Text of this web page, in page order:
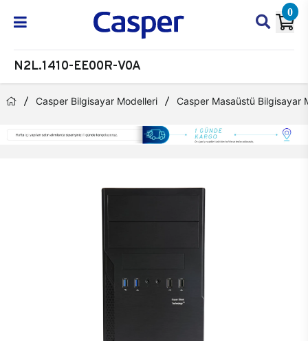
0
N2L.1410-EE00R-V0A
Casper Bilgisayar Modelleri Casper Masaüstü Bilgisayar